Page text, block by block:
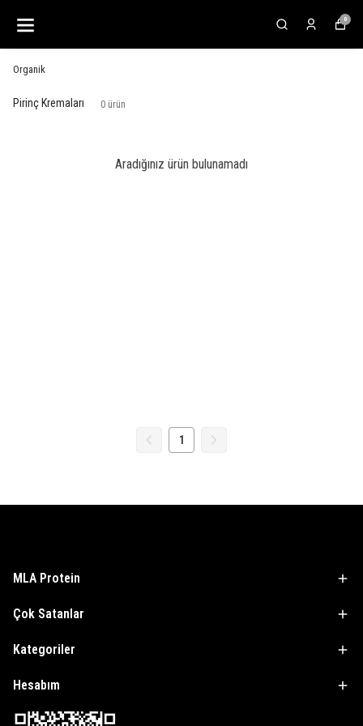
🚨 SAAT 16.00'A KADAR VERİLEN TÜM
0
Organik
Pirinç Kremaları 0 ürün
Aradığınız ürün bulunamadı
1
MLA Protein
Çok Satanlar
Kategoriler
Hesabım